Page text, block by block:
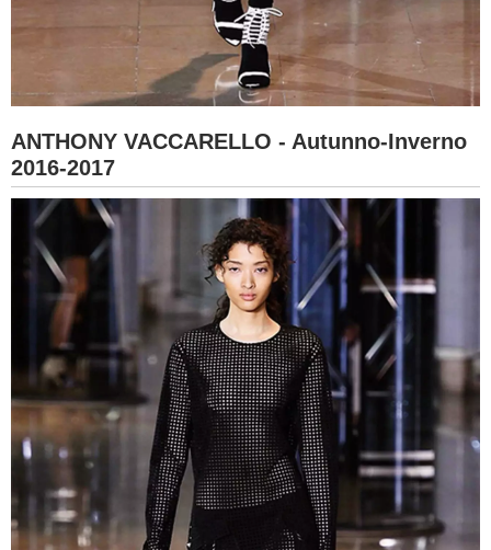
ANTHONY VACCARELLO - Autunno-Inverno
2016-2017